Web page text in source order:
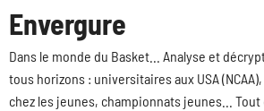
Envergure
Dans le monde du Basket... Analyse et
tous horizons : universitaires aux USA
chez les jeunes, championnats jeunes...